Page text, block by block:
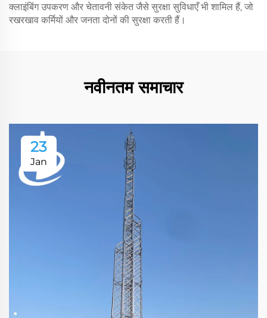
क्लाइंबिंग उपकरण और चेतावनी संकेत जैसे सुरक्षा सुविधाएँ भी शामिल हैं, जो
रखरखाव कर्मियों और जनता दोनों की सुरक्षा करती हैं।
नवीनतम समाचार
23
Jan